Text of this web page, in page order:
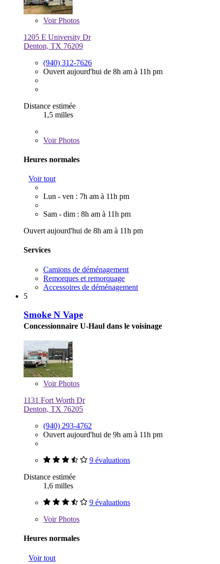
VoirPhotos
1205 E University Dr
Denton, TX 76209
(940) 312-7626
Ouvert aujourd'hui de 8h am à 11h pm
Distance estimée
1,5 milles
VoirPhotos
Heures normales
Voir tout
Lun - ven : 7h am à 11h pm
Sam - dim : 8h am à 11h pm
Ouvert aujourd'hui de 8h am à 11h pm
Services
Camions de déménagement
Remorques et remorquage
Accessoires de déménagement
5
Smoke N Vape
Concessionnaire U-Haul dans le voisinage
VoirPhotos
1131 Fort Worth Dr
Denton, TX 76205
(940) 293-4762
Ouvert aujourd'hui de 9h am à 11h pm
9 évaluations
Distance estimée
1,6 milles
9 évaluations
VoirPhotos
Heures normales
Voir tout